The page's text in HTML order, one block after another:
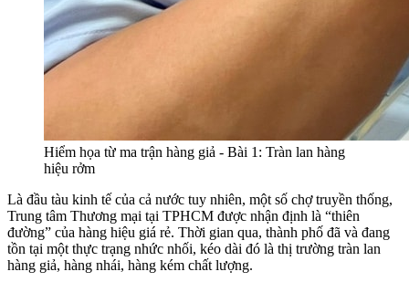
Hiểm họa từ ma trận hàng giả - Bài 1: Tràn lan hàng
hiệu rởm
Là đầu tàu kinh tế của cả nước tuy nhiên, một số chợ truyền thống,
Trung tâm Thương mại tại TPHCM được nhận định là “thiên
đường” của hàng hiệu giá rẻ. Thời gian qua, thành phố đã và đang
tồn tại một thực trạng nhức nhối, kéo dài đó là thị trường tràn lan
hàng giả, hàng nhái, hàng kém chất lượng.